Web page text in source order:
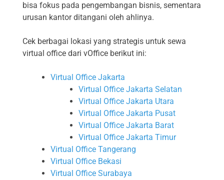
bisa fokus pada pengembangan bisnis, sementara
urusan kantor ditangani oleh ahlinya.
Cek berbagai lokasi yang strategis untuk sewa
virtual office dari vOffice berikut ini:
Virtual Office Jakarta
Virtual Office Jakarta Selatan
Virtual Office Jakarta Utara
Virtual Office Jakarta Pusat
Virtual Office Jakarta Barat
Virtual Office Jakarta Timur
Virtual Office Tangerang
Virtual Office Bekasi
Virtual Office Surabaya